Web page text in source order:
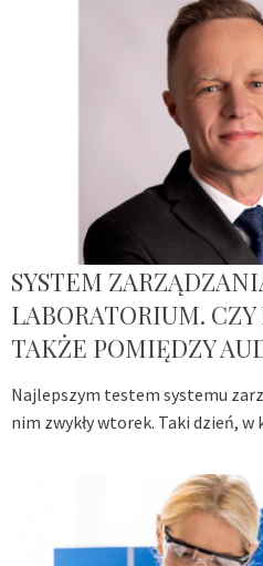
SYSTEM
LABORATORIUM. CZY
TAKŻE POMIĘDZY
Najlepszym testem systemu
nim zwykły wtorek. Taki dzień, w